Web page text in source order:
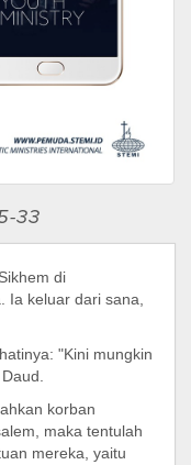
33
di
Ia keluar dari sana,
"Kini mungkin
korban
maka tentulah
mereka, yaitu